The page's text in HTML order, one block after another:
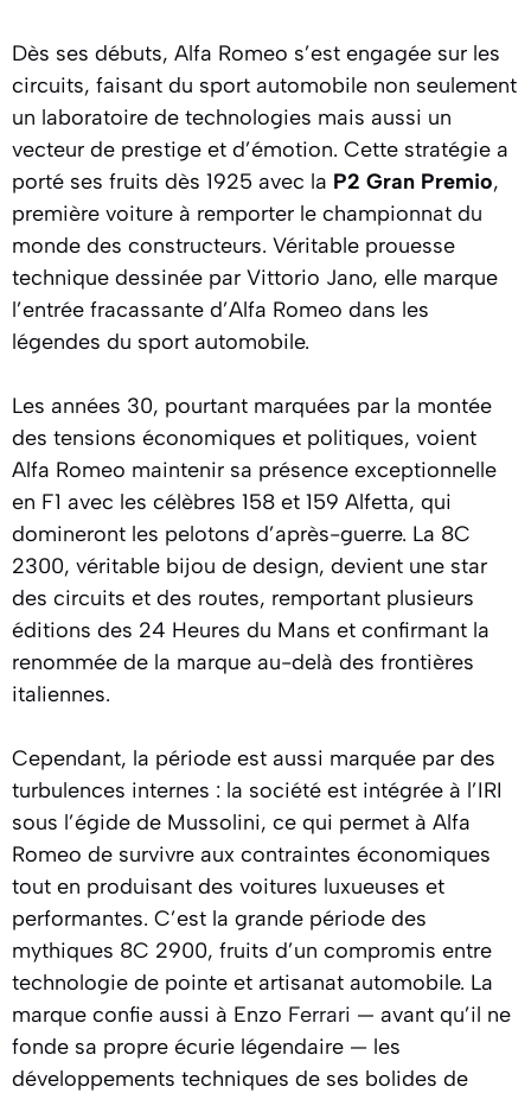
Dès ses débuts, Alfa Romeo s’est engagée sur les
circuits, faisant du sport automobile non seulement
un laboratoire de technologies mais aussi un
vecteur de prestige et d’émotion. Cette stratégie a
porté ses fruits dès 1925 avec la P2 Gran Premio,
première voiture à remporter le championnat du
monde des constructeurs. Véritable prouesse
technique dessinée par Vittorio Jano, elle marque
l’entrée fracassante d’Alfa Romeo dans les
légendes du sport automobile.
Les années 30, pourtant marquées par la montée
des tensions économiques et politiques, voient
Alfa Romeo maintenir sa présence exceptionnelle
en F1 avec les célèbres 158 et 159 Alfetta, qui
domineront les pelotons d’après-guerre. La 8C
2300, véritable bijou de design, devient une star
des circuits et des routes, remportant plusieurs
éditions des 24 Heures du Mans et confirmant la
renommée de la marque au-delà des frontières
italiennes.
Cependant, la période est aussi marquée par des
turbulences internes : la société est intégrée à l’IRI
sous l’égide de Mussolini, ce qui permet à Alfa
Romeo de survivre aux contraintes économiques
tout en produisant des voitures luxueuses et
performantes. C’est la grande période des
mythiques 8C 2900, fruits d’un compromis entre
technologie de pointe et artisanat automobile. La
marque confie aussi à Enzo Ferrari — avant qu’il ne
fonde sa propre écurie légendaire — les
développements techniques de ses bolides de